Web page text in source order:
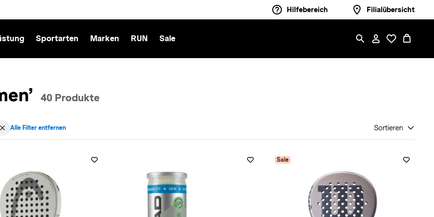
Hilfebereich Filialübersicht
Sportarten Marken RUN Sale
40 Produkte
Damen entfernen
für Sportart: Padel-Tennis entfernen
Alle Filter entfernen Sortieren
Sale